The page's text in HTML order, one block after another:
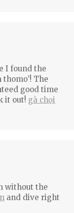
I found the
thomo’! The
good time
it out! gà chọi
without the
and dive right